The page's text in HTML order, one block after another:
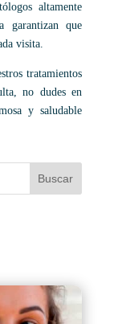
altamente
garantizan que
visita.
tratamientos
no dudes en
y saludable
Buscar